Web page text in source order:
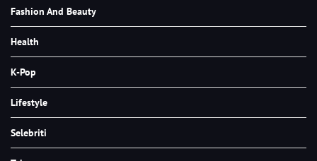
Fashion And Beauty
Health
K-Pop
Lifestyle
Selebriti